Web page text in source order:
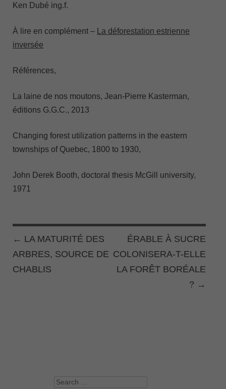
Ken Dubé ing.f.
À lire en complément –
La déforestation estrienne
inversée
Références,
La laine de nos moutons, Jean-Pierre Kasterman,
éditions G.G.C., 2013
Changing forest utilization patterns in the eastern
townships of Quebec, 1800 to 1930,
John Derek Booth, doctoral thesis McGill university,
1971
POST NAVIGATION
← LA MATURITÉ DES
ARBRES, SOURCE DE
CHABLIS
ÉRABLE À SUCRE
COLONISERA-T-ELLE
LA FORÊT BORÉALE
? →
Search